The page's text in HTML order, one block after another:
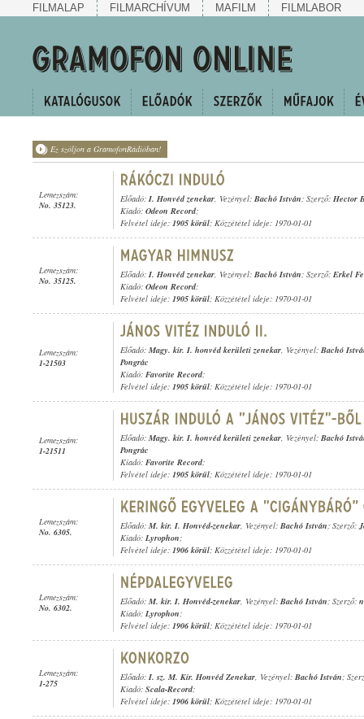
FILMALAP FILMARCHÍVUM MAFILM FILMLABOR
Ez szóljon a GramofonRádióban!
Lemezszám:
No. 35123.
Előadó: I. Honvéd zenekar, Vezényel: Bachó István; Szerző: Hector
Kiadó: Odeon Record;
Felvétel ideje: 1905 körül; Közzététel ideje: 1970-01-01
Lemezszám:
No. 35125.
Előadó: I. Honvéd zenekar, Vezényel: Bachó István; Szerző: Erkel
Kiadó: Odeon Record;
Felvétel ideje: 1905 körül; Közzététel ideje: 1970-01-01
Lemezszám:
1-21503
Előadó: Magy. kir. I. honvéd kerületi zenekar, Vezényel: Bachó
Pongrác
Kiadó: Favorite Record;
Felvétel ideje: 1905 körül; Közzététel ideje: 1970-01-01
Lemezszám:
1-21511
Előadó: Magy. kir. I. honvéd kerületi zenekar, Vezényel: Bachó
Pongrác
Kiadó: Favorite Record;
Felvétel ideje: 1905 körül; Közzététel ideje: 1970-01-01
Lemezszám:
No. 6305.
Előadó: M. kir. I. Honvéd-zenekar, Vezényel: Bachó István; Szerző:
Kiadó: Lyrophon;
Felvétel ideje: 1906 körül; Közzététel ideje: 1970-01-01
Lemezszám:
No. 6302.
Előadó: M. kir. I. Honvéd-zenekar, Vezényel: Bachó István; Szerző:
Kiadó: Lyrophon;
Felvétel ideje: 1906 körül; Közzététel ideje: 1970-01-01
Lemezszám:
1-275
Előadó: I. sz. M. Kir. Honvéd Zenekar, Vezényel: Bachó István;
Kiadó: Scala-Record;
Felvétel ideje: 1906 körül; Közzététel ideje: 1970-01-01